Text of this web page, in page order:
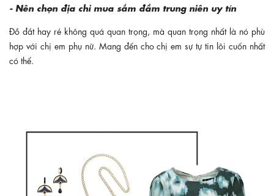
- Nên chọn địa chỉ mua sắm đầm trung niên uy tín
Đồ đắt hay rẻ không quá quan trọng, mà quan trọng nhất là nó phù
hợp với chị em phụ nữ. Mang đến cho chị em sự tự tin lôi cuốn nhất
có thể.